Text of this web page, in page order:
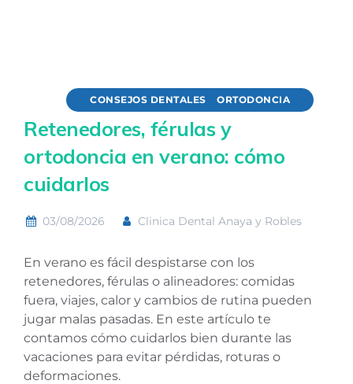
CONSEJOS DENTALES ORTODONCIA
Retenedores, férulas y
ortodoncia en verano: cómo
cuidarlos
03/08/2026 Clinica Dental Anaya y Robles
En verano es fácil despistarse con los
retenedores, férulas o alineadores: comidas
fuera, viajes, calor y cambios de rutina pueden
jugar malas pasadas. En este artículo te
contamos cómo cuidarlos bien durante las
vacaciones para evitar pérdidas, roturas o
deformaciones.